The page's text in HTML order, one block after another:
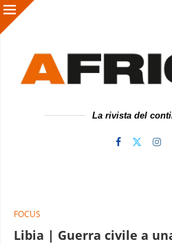
La rivista del
FOCUS
Libia | Guerra civile a